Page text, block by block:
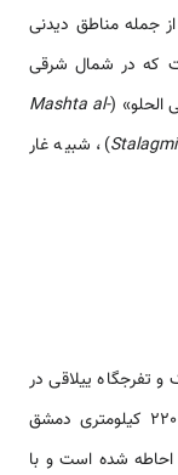
جمله مناطق دیدنی
که در شمال شرقی
Mashta al-
)، شبیه غار
تفرجگاه ییلاقی در
استان در حدود 45 کیلومتری طرطوس و حدود 220 کیلومتری دمشق
شده است و با